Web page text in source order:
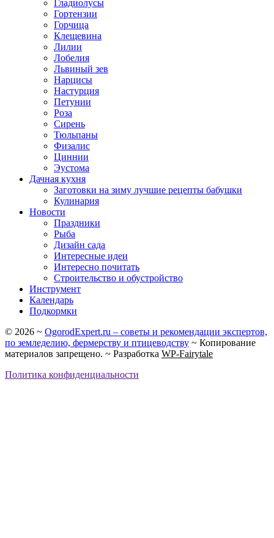
Гладиолусы
Гортензии
Горчица
Клещевина
Лилии
Лобелия
Львиный зев
Нарцисы
Настурция
Петунии
Роза
Сирень
Тюльпаны
Физалис
Циннии
Эустома
Дачная кухня
Заготовки на зиму лучшие рецепты бабушки
Кулинария
Новости
Праздники
Рыба
Дизайн сада
Интересные идеи
Интересно почитать
Строительство и обустройство
Инструмент
Календарь
Подкормки
© 2026 ~ OgorodExpert.ru – cоветы и рекомендации экспертов,
по земледелию, фермерству и птицеводству ~ Копирование
материалов запрещено. ~ Разработка WP-Fairytale
Политика конфиденциальности